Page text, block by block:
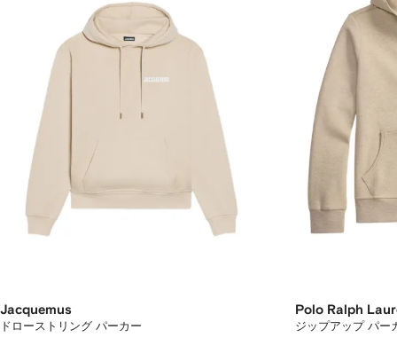
Jacquemus
ドローストリング パーカー
Polo Ralph
ジップアップ パー